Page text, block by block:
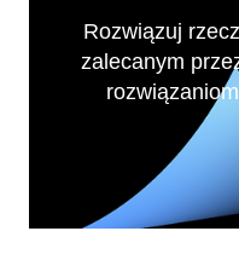
Rozwiązuj
zalecanym